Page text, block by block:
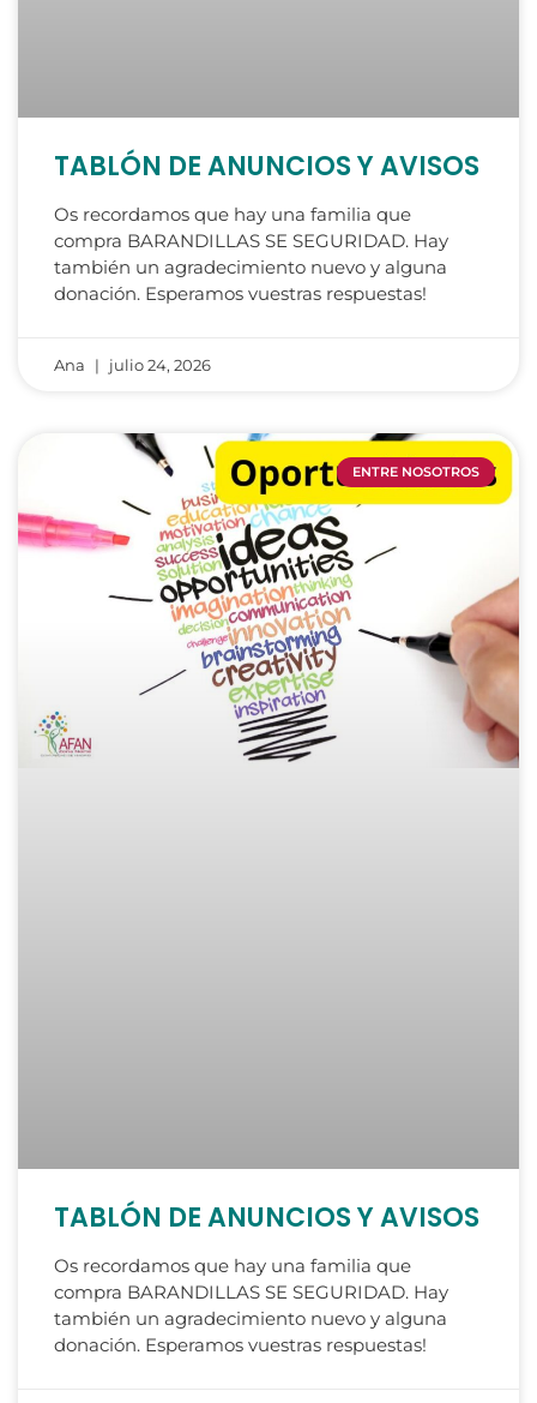
TABLÓN DE ANUNCIOS Y AVISOS
Os recordamos que hay una familia que
compra BARANDILLAS SE SEGURIDAD. Hay
también un agradecimiento nuevo y alguna
donación. Esperamos vuestras respuestas!
Ana julio 24, 2026
ENTRE NOSOTROS
TABLÓN DE ANUNCIOS Y AVISOS
Os recordamos que hay una familia que
compra BARANDILLAS SE SEGURIDAD. Hay
también un agradecimiento nuevo y alguna
donación. Esperamos vuestras respuestas!